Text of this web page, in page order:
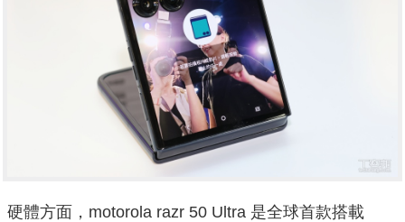
硬體方面，motorola razr 50 Ultra 是全球首款搭載